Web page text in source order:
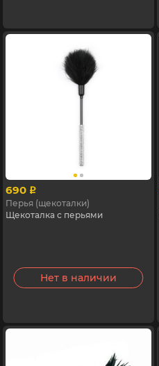
690 p
Перья (щекоталки)
Щекоталка с перьями
Нет в наличии